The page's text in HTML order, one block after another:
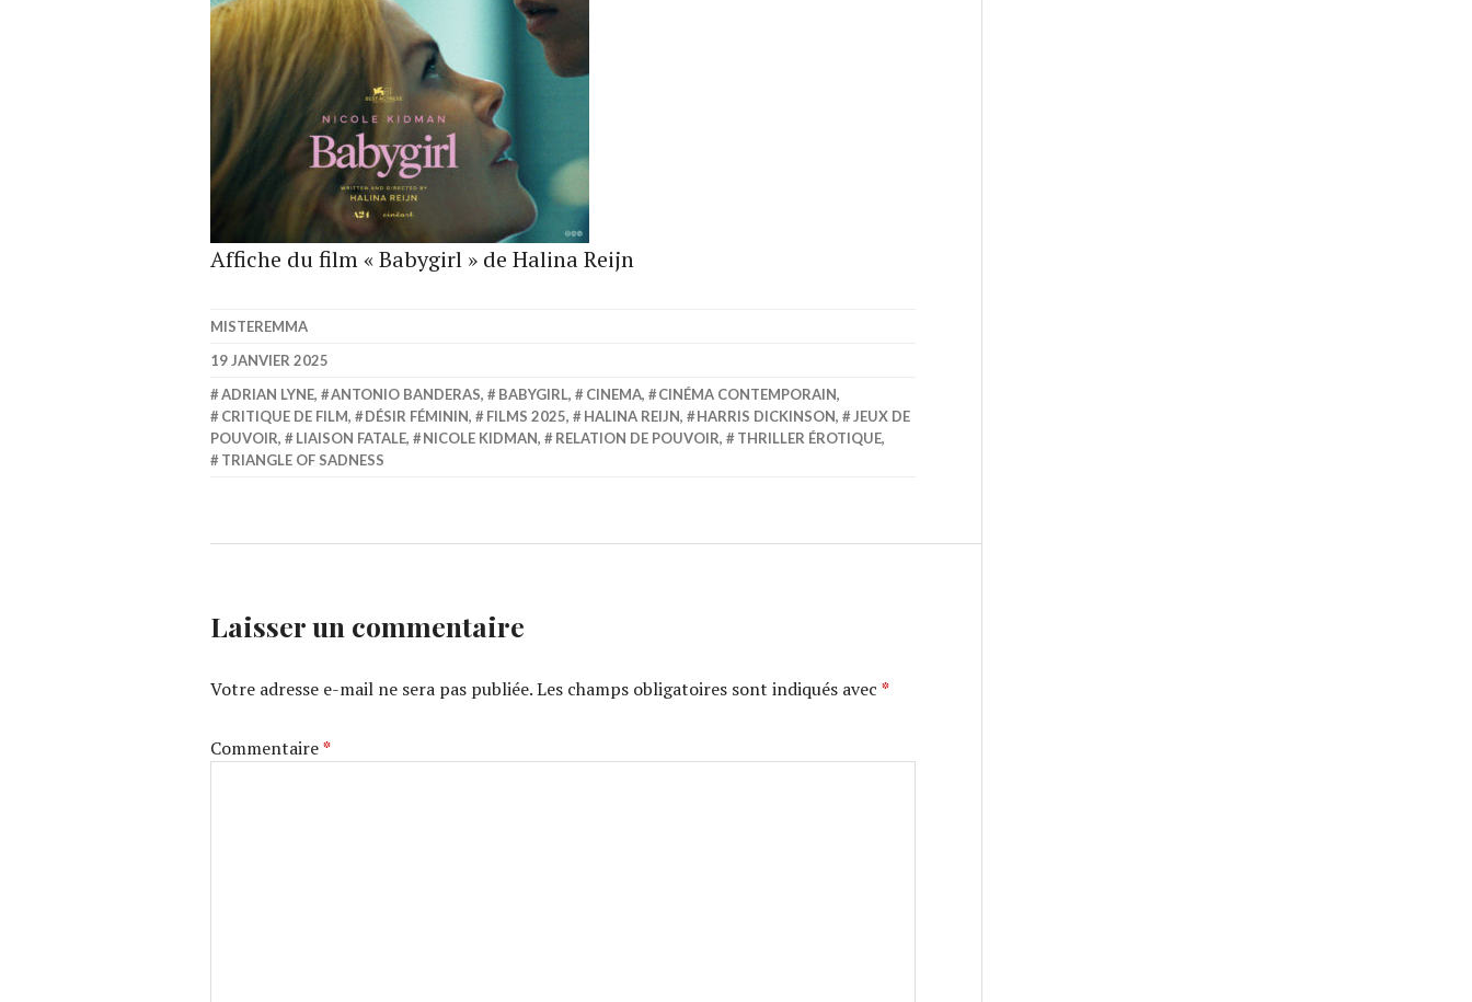
Affiche du film « Babygirl » de Halina Reijn
MISTEREMMA
19 JANVIER 2025
ADRIAN LYNE, ANTONIO BANDERAS, BABYGIRL, CINEMA, CINÉMA CONTEMPORAIN,
CRITIQUE DE FILM, DÉSIR FÉMININ, FILMS 2025, HALINA REIJN, HARRIS DICKINSON,
JEUX DE
POUVOIR, LIAISON FATALE, NICOLE KIDMAN, RELATION DE POUVOIR, THRILLER ÉROTIQUE,
TRIANGLE OF SADNESS
Laisser un commentaire
Votre adresse e-mail ne sera pas publiée.Les champs obligatoires sont indiqués avec *
Commentaire*